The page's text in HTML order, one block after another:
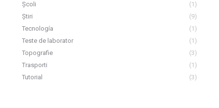
Școli
(1)
Știri
(9)
Tecnología
(1)
Teste de laborator
(1)
Topografie
(3)
Trasporti
(1)
Tutorial
(3)